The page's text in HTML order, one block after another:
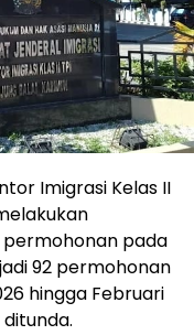
Imigrasi Kelas II
pada
92 permohonan
hingga Februari